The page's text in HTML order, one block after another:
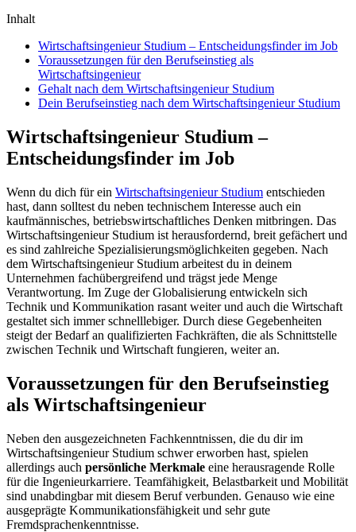
Inhalt
Wirtschaftsingenieur Studium – Entscheidungsfinder im Job
Voraussetzungen für den Berufseinstieg als
Wirtschaftsingenieur
Gehalt nach dem Wirtschaftsingenieur Studium
Dein Berufseinstieg nach dem Wirtschaftsingenieur Studium
Wirtschaftsingenieur Studium –
Entscheidungsfinder im Job
Wenn du dich für ein Wirtschaftsingenieur Studium entschieden
hast, dann solltest du neben technischem Interesse auch ein
kaufmännisches, betriebswirtschaftliches Denken mitbringen. Das
Wirtschaftsingenieur Studium ist herausfordernd, breit gefächert und
es sind zahlreiche Spezialisierungsmöglichkeiten gegeben. Nach
dem Wirtschaftsingenieur Studium arbeitest du in deinem
Unternehmen fachübergreifend und trägst jede Menge
Verantwortung. Im Zuge der Globalisierung entwickeln sich
Technik und Kommunikation rasant weiter und auch die Wirtschaft
gestaltet sich immer schnelllebiger. Durch diese Gegebenheiten
steigt der Bedarf an qualifizierten Fachkräften, die als Schnittstelle
zwischen Technik und Wirtschaft fungieren, weiter an.
Voraussetzungen für den Berufseinstieg
als Wirtschaftsingenieur
Neben den ausgezeichneten Fachkenntnissen, die du dir im
Wirtschaftsingenieur Studium schwer erworben hast, spielen
allerdings auch persönliche Merkmale eine herausragende Rolle
für die Ingenieurkarriere. Teamfähigkeit, Belastbarkeit und Mobilität
sind unabdingbar mit diesem Beruf verbunden. Genauso wie eine
ausgeprägte Kommunikationsfähigkeit und sehr gute
Fremdsprachenkenntnisse.